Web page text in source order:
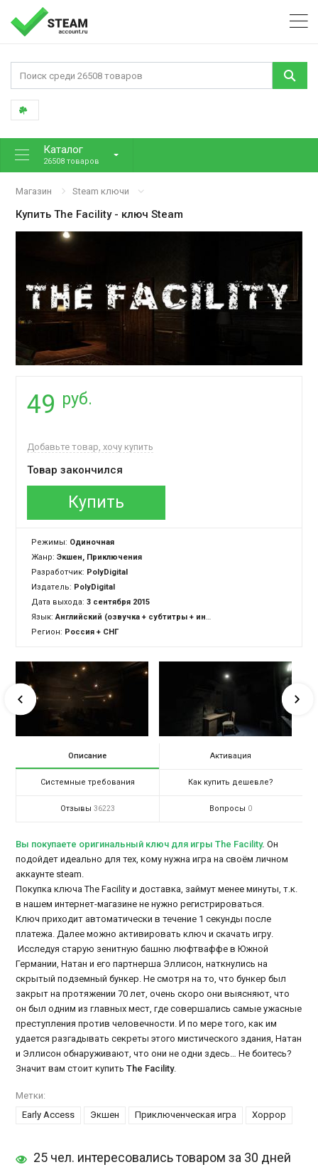
Каталог
26508 товаров
Магазин Steam ключи
КупитьThe Facility- ключ Steam
49 руб.
Добавьте товар, хочу купить
Товар закончился
Купить
Режимы: Одиночная
Жанр:Экшен, Приключения
Разработчик: PolyDigital
Издатель: PolyDigital
Дата выхода: 3 сентября 2015
Язык:Английский (озвучка + субтитры + интерфейс)
Регион: Россия + СНГ
Описание Активация
Системные требования Как купить дешевле?
Отзывы 36223 Вопросы 0
Вы покупаете оригинальный ключ для игры The Facility. Он
подойдет идеально для тех, кому нужна игра на своём личном
аккаунте steam.
Покупка ключа The Facility и доставка, займут менее минуты, т.к.
в нашем интернет-магазине не нужно регистрироваться.
Ключ приходит автоматически в течение 1 секунды после
платежа. Далее можно активировать ключ и скачать игру.
Исследуя старую зенитную башню люфтваффе в Южной
Германии, Натан и его партнерша Эллисон, наткнулись на
скрытый подземный бункер. Не смотря на то, что бункер был
закрыт на протяжении 70 лет, очень скоро они выясняют, что
он был одним из главных мест, где совершались самые ужасные
преступления против человечности. И по мере того, как им
удается разгадывать секреты этого мистического здания, Натан
и Эллисон обнаруживают, что они не одни здесь… Не боитесь?
Значит вам стоит купитьThe Facility.
Метки:
Early Access
Экшен Приключенческая игра Хоррор
25 чел. интересовались товаром за 30 дней